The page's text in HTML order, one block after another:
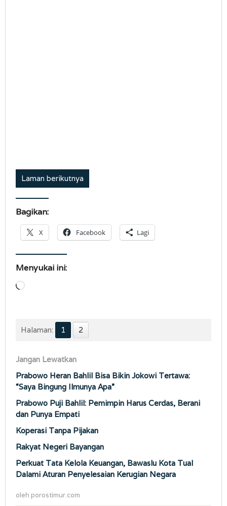
Laman berikutnya
Bagikan:
X Facebook Lagi
Menyukai ini:
Memuat...
Halaman: 1 2
Jangan Lewatkan
Prabowo Heran Bahlil Bisa Bikin Jokowi Tertawa:
“Saya Bingung Ilmunya Apa”
Prabowo Puji Bahlil: Pemimpin Harus Cerdas, Berani
dan Punya Empati
Koperasi Tanpa Pijakan
Rakyat Negeri Bayangan
Perkuat Tata Kelola Keuangan, Bawaslu Kota Tual
Dalami Aturan Penyelesaian Kerugian Negara
oleh porostimur.com